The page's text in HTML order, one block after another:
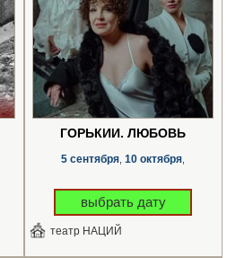
ГОРЬКИЙ. ЛЮБОВЬ
5 сентября 10 октября
выбрать дату
театр НАЦИЙ